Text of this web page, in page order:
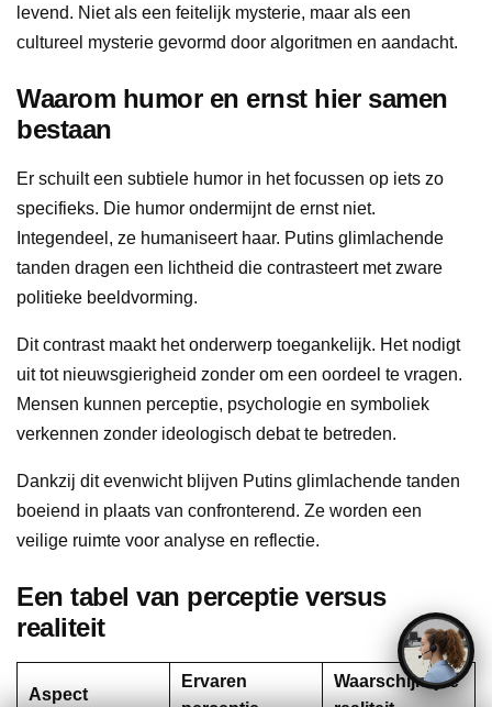
levend. Niet als een feitelijk mysterie, maar als een
cultureel mysterie gevormd door algoritmen en aandacht.
Waarom humor en ernst hier samen
bestaan
Er schuilt een subtiele humor in het focussen op iets zo
specifieks. Die humor ondermijnt de ernst niet.
Integendeel, ze humaniseert haar. Putins glimlachende
tanden dragen een lichtheid die contrasteert met zware
politieke beeldvorming.
Dit contrast maakt het onderwerp toegankelijk. Het nodigt
uit tot nieuwsgierigheid zonder om een oordeel te vragen.
Mensen kunnen perceptie, psychologie en symboliek
verkennen zonder ideologisch debat te betreden.
Dankzij dit evenwicht blijven Putins glimlachende tanden
boeiend in plaats van confronterend. Ze worden een
veilige ruimte voor analyse en reflectie.
Een tabel van perceptie versus
realiteit
Aspect
Ervaren
Waarschijnlijke